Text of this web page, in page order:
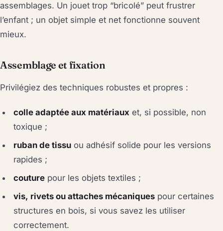
assemblages. Un jouet trop “bricolé” peut frustrer
l’enfant ; un objet simple et net fonctionne souvent
mieux.
Assemblage et fixation
Privilégiez des techniques robustes et propres :
colle adaptée aux matériaux et, si possible, non
toxique ;
ruban de tissu ou adhésif solide pour les versions
rapides ;
couture pour les objets textiles ;
vis, rivets ou attaches mécaniques pour certaines
structures en bois, si vous savez les utiliser
correctement.